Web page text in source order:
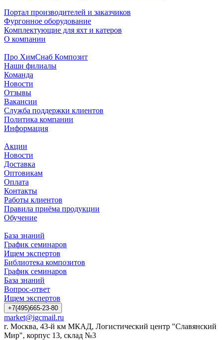
Портал производителей и заказчиков
Фургонное оборудование
Комплектующие для яхт и катеров
О компании
Про ХимСнаб Композит
Наши филиалы
Команда
Новости
Отзывы
Вакансии
Служба поддержки клиентов
Политика компании
Информация
Акции
Новости
Доставка
Оптовикам
Оплата
Контакты
Работы клиентов
Правила приёма продукции
Обучение
База знаний
График семинаров
Ищем экспертов
Библиотека композитов
График семинаров
База знаний
Вопрос-ответ
Ищем экспертов
+7(495)665-23-80
market@igcmail.ru
г. Москва, 43-й км МКАД, Логистический центр "Славянский
Мир", корпус 13, склад №3